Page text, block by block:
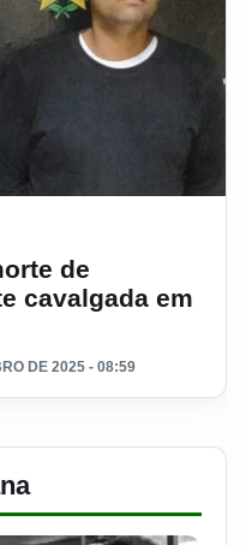
de
cavalgada em
DE 2025 - 08:59